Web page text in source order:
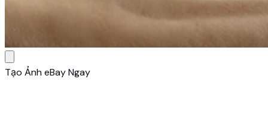
Tạo Ảnh eBay Ngay